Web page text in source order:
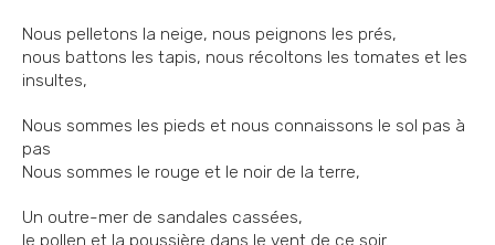
Nous pelletons la neige, nous peignons les prés,
nous battons les tapis, nous récoltons les tomates et les
insultes,
Nous sommes les pieds et nous connaissons le sol pas à
pas
Nous sommes le rouge et le noir de la terre,
Un outre-mer de sandales cassées,
le pollen et la poussière dans le vent de ce soir.